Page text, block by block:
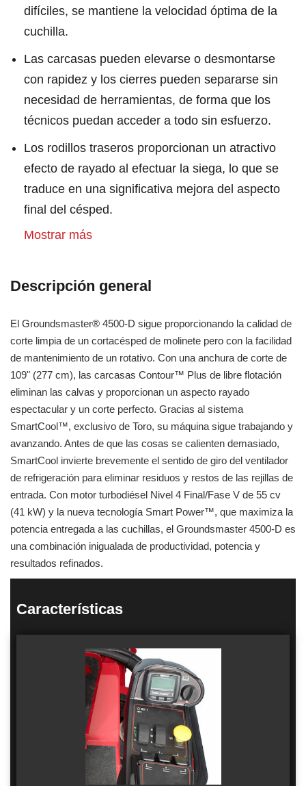
difíciles, se mantiene la velocidad óptima de la
cuchilla.
Las carcasas pueden elevarse o desmontarse
con rapidez y los cierres pueden separarse sin
necesidad de herramientas, de forma que los
técnicos puedan acceder a todo sin esfuerzo.
Los rodillos traseros proporcionan un atractivo
efecto de rayado al efectuar la siega, lo que se
traduce en una significativa mejora del aspecto
final del césped.
Mostrar más
Descripción general
El Groundsmaster® 4500-D sigue proporcionando la calidad de
corte limpia de un cortacésped de molinete pero con la facilidad
de mantenimiento de un rotativo. Con una anchura de corte de
109" (277 cm), las carcasas Contour™ Plus de libre flotación
eliminan las calvas y proporcionan un aspecto rayado
espectacular y un corte perfecto. Gracias al sistema
SmartCool™, exclusivo de Toro, su máquina sigue trabajando y
avanzando. Antes de que las cosas se calienten demasiado,
SmartCool invierte brevemente el sentido de giro del ventilador
de refrigeración para eliminar residuos y restos de las rejillas de
entrada. Con motor turbodiésel Nivel 4 Final/Fase V de 55 cv
(41 kW) y la nueva tecnología Smart Power™, que maximiza la
potencia entregada a las cuchillas, el Groundsmaster 4500-D es
una combinación inigualada de productividad, potencia y
resultados refinados.
Características